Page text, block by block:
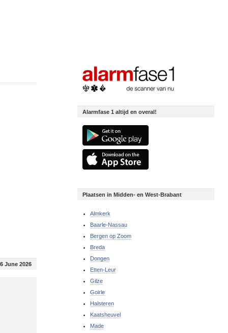
6 June 2026
Alarmfase 1 altijd en overal!
Plaatsen in Midden- en West-Brabant
Almkerk
Baarle-Nassau
Bergen op Zoom
Breda
Dongen
Etten-Leur
Gilze
Goirle
Halsteren
Kaatsheuvel
Made